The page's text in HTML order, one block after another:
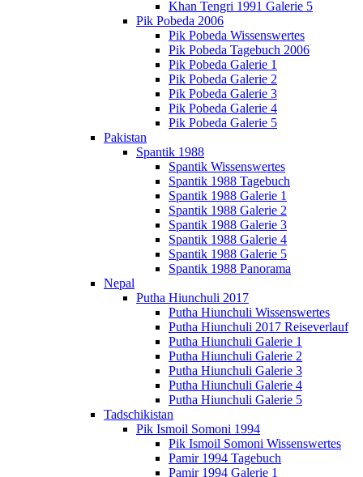
Khan Tengri 1991 Galerie 5
Pik Pobeda 2006
Pik Pobeda Wissenswertes
Pik Pobeda Tagebuch 2006
Pik Pobeda Galerie 1
Pik Pobeda Galerie 2
Pik Pobeda Galerie 3
Pik Pobeda Galerie 4
Pik Pobeda Galerie 5
Pakistan
Spantik 1988
Spantik Wissenswertes
Spantik 1988 Tagebuch
Spantik 1988 Galerie 1
Spantik 1988 Galerie 2
Spantik 1988 Galerie 3
Spantik 1988 Galerie 4
Spantik 1988 Galerie 5
Spantik 1988 Panorama
Nepal
Putha Hiunchuli 2017
Putha Hiunchuli Wissenswertes
Putha Hiunchuli 2017 Reiseverlauf
Putha Hiunchuli Galerie 1
Putha Hiunchuli Galerie 2
Putha Hiunchuli Galerie 3
Putha Hiunchuli Galerie 4
Putha Hiunchuli Galerie 5
Tadschikistan
Pik Ismoil Somoni 1994
Pik Ismoil Somoni Wissenswertes
Pamir 1994 Tagebuch
Pamir 1994 Galerie 1